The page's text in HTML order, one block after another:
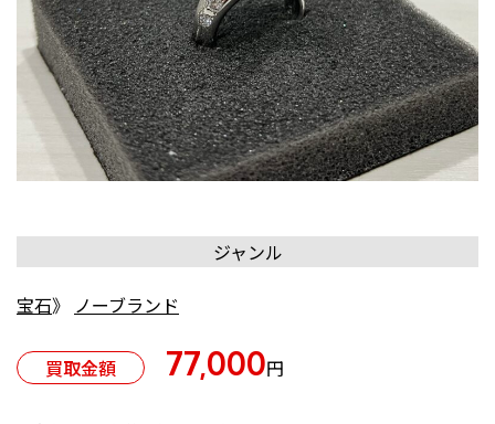
ジャンル
宝石》 ノーブランド
買取金額 77,000円